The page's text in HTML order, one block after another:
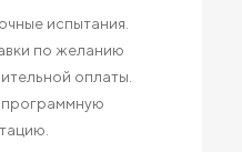
испытания.
по желанию
оплаты.